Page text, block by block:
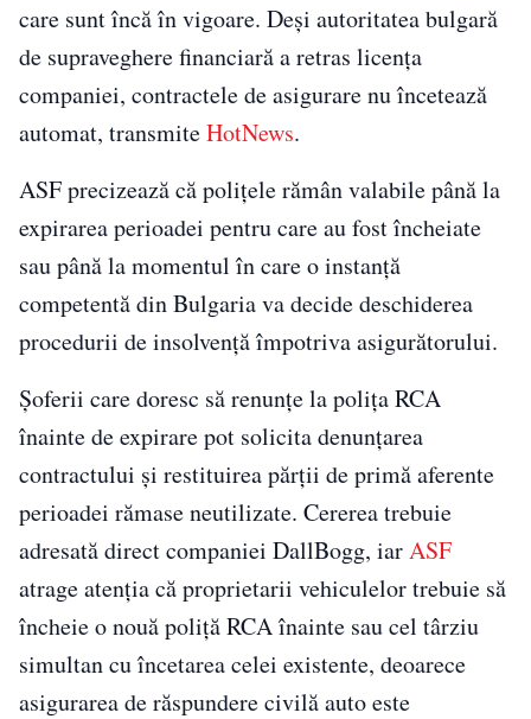
care sunt încă în vigoare. Deși autoritatea bulgară
de supraveghere financiară a retras licența
companiei, contractele de asigurare nu încetează
automat, transmiteHotNews.
ASF precizează că polițele rămân valabile până la
expirarea perioadei pentru care au fost încheiate
sau până la momentul în care o instanță
competentă din Bulgaria va decide deschiderea
procedurii de insolvență împotriva asigurătorului.
Șoferii care doresc să renunțe la polița RCA
înainte de expirare pot solicita denunțarea
contractului și restituirea părții de primă aferente
perioadei rămase neutilizate. Cererea trebuie
adresată direct companiei DallBogg, iarASF
atrage atenția că proprietarii vehiculelor trebuie să
încheie o nouă poliță RCA înainte sau cel târziu
simultan cu încetarea celei existente, deoarece
asigurarea de răspundere civilă auto este